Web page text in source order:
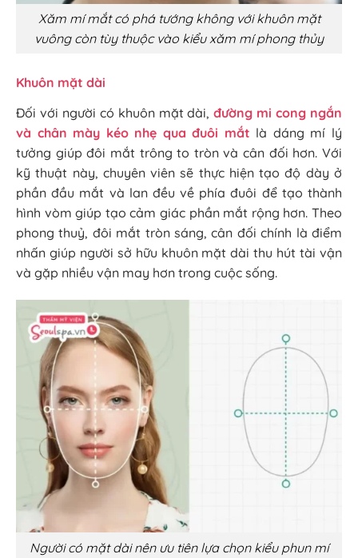
Xăm mí mắt có phá tướng không với khuôn mặt
vuông còn tùy thuộc vào kiểu xăm mí phong thủy
Khuôn mặt dài
Đối với người có khuôn mặt dài,đường mi cong ngắn
và chân mày kéo nhẹ qua đuôi mắt là dáng mí lý
tưởng giúp đôi mắt trông to tròn và cân đối hơn. Với
kỹ thuật này, chuyên viên sẽ thực hiện tạo độ dày ở
phần đầu mắt và lan đều về phía đuôi để tạo thành
hình vòm giúp tạo cảm giác phần mắt rộng hơn. Theo
phong thuỷ, đôi mắt tròn sáng, cân đối chính là điểm
nhấn giúp người sở hữu khuôn mặt dài thu hút tài vận
và gặp nhiều vận may hơn trong cuộc sống.
Người có mặt dài nên ưu tiên lựa chọn kiểu phun mí